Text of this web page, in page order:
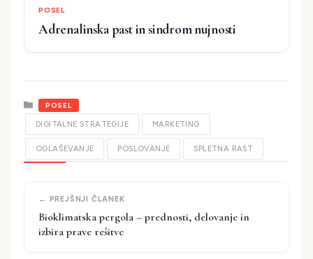
POSEL
Adrenalinska past in sindrom nujnosti
Kategorije
POSEL
DIGITALNE STRATEGIJE MARKETING
OGLAŠEVANJE POSLOVANJE SPLETNA RAST
Bioklimatska pergola – prednosti, delovanje in
izbira prave rešitve